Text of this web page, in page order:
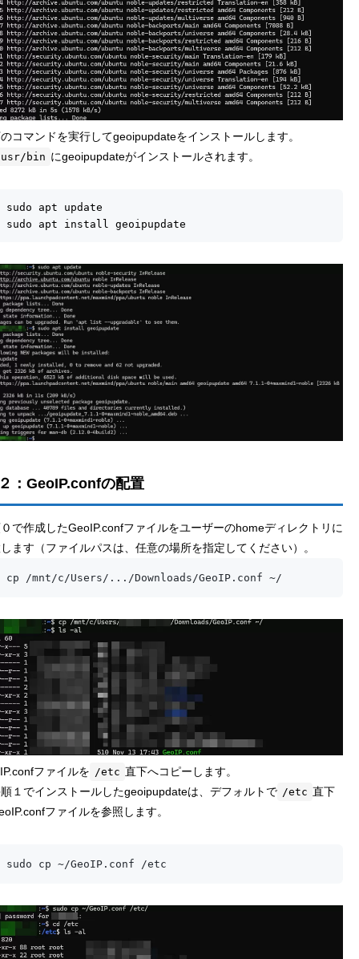
コマンドを実行してgeoipupdateをインストールします。
bin にgeoipupdateがインストールされます。
sudo apt update
sudo apt install geoipupdate
：GeoIP.confの配置
で作成したGeoIP.confファイルをユーザーのhomeディレクトリに
ます（ファイルパスは、任意の場所を指定してください）。
cp /mnt/c/Users/.../Downloads/GeoIP.conf ~/
ファイルを /etc 直下へコピーします。
１でインストールしたgeoipupdateは、デフォルトで /etc 直下
ファイルを参照します。
sudo cp ~/GeoIP.conf /etc